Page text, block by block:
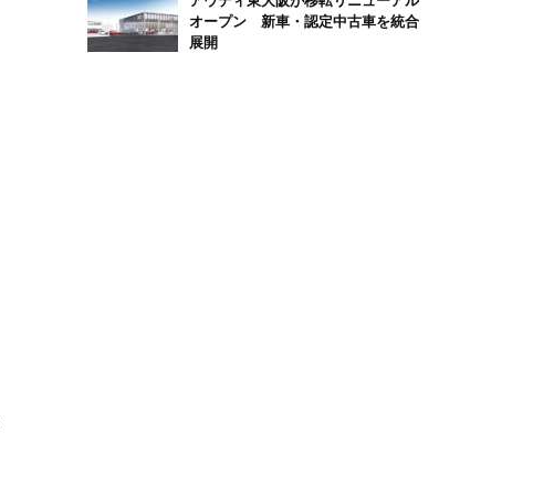
オープン 新車・認定中古車を統合
展開